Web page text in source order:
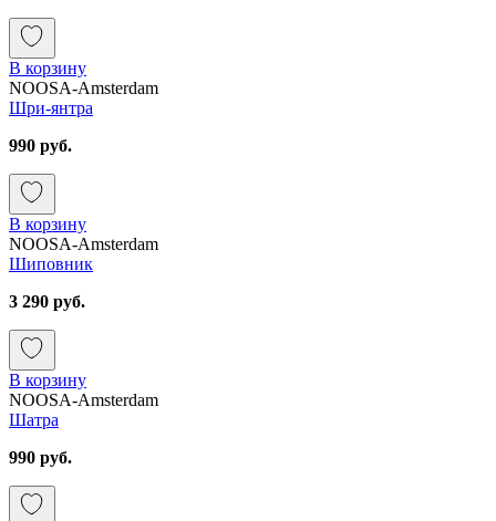
В корзину
NOOSA-Amsterdam
Шри-янтра
990 руб.
В корзину
NOOSA-Amsterdam
Шиповник
3 290 руб.
В корзину
NOOSA-Amsterdam
Шатра
990 руб.